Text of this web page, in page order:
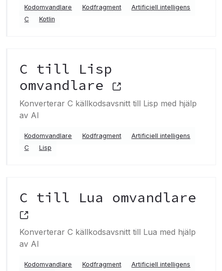
Kodomvandlare Kodfragment
Artificiell intelligens
C
Kotlin
C till Lisp
omvandlare
Konverterar C källkodsavsnitt till Lisp med hjälp
av AI
Kodomvandlare Kodfragment
Artificiell intelligens
C
Lisp
C till Lua omvandlare
Konverterar C källkodsavsnitt till Lua med hjälp
av AI
Kodomvandlare Kodfragment
Artificiell intelligens